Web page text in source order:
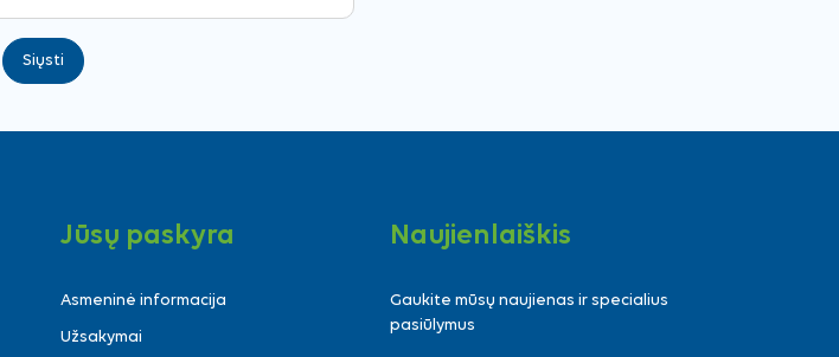
Siųsti
Jūsų paskyra
Asmeninė informacija
Užsakymai
Naujienlaiškis
Gaukite mūsų naujienas ir specialius
pasiūlymus